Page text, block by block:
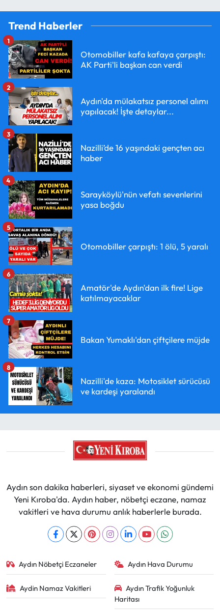
Trend Haberler
Otomobiller kafa kafaya çarpıştı:
AK Parti'li başkan can verdi
1
Aydın'da mülakatsız personel alımı
yapılacak! İşte detaylar...
2
Nazilli’de 16 yaşındaki gençten acı
haber
3
Sarayköylü'nün vefatı sevenlerini
yasa boğdu
4
Otomobiller çarpıştı: 1 ölü, 5 yaralı
5
Amatör'de Aydın'dan ilk fire! Lige
katılmayacaklar
6
Bakan Yumaklı'dan çiftçilere müjde
7
Nazilli'de kaza: Motosiklet sürücüsü
ve kardeşi yaralandı
8
Aydın son dakika haberleri, siyaset ve ekonomi gündemi
Yeni Kıroba'da. Aydın haber, nöbetçi eczane, namaz
vakitleri ve hava durumu anlık haberlerle burada.
Aydın Nöbetçi Eczaneler Aydın Hava Durumu
Aydin Namaz Vakitleri
Aydın Trafik Yoğunluk
Haritası